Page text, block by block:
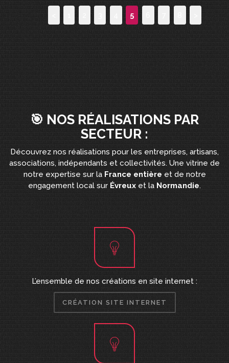
5
🎯 NOS RÉALISATIONS PAR
SECTEUR :
Découvrez nos réalisations pour les entreprises, artisans,
associations, indépendants et collectivités. Une vitrine de
notre expertise sur la France entière et de notre
engagement local sur Évreux et la Normandie.
L’ensemble de nos créations en site internet :
CRÉATION SITE INTERNET